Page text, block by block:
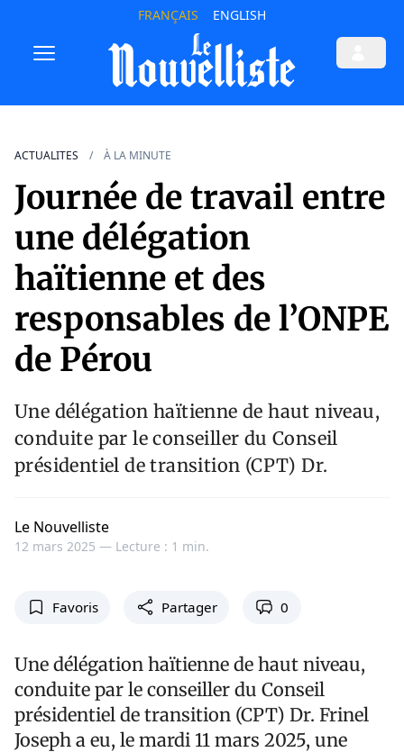
FRANÇAIS ENGLISH
ACTUALITES À LA MINUTE
Journée de travail entre
une délégation
haïtienne et des
responsables de l’ONPE
de Pérou
Une délégation haïtienne de haut niveau,
conduite par le conseiller du Conseil
présidentiel de transition (CPT) Dr.
Le Nouvelliste
12 mars 2025 — Lecture : 1 min.
Favoris Partager 0
Une délégation haïtienne de haut niveau,
conduite par le conseiller du Conseil
présidentiel de transition (CPT) Dr. Frinel
Joseph a eu, le mardi 11 mars 2025, une